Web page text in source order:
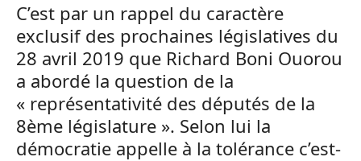
C’est par un rappel du caractère
exclusif des prochaines législatives du
28 avril 2019 que Richard Boni Ouorou
a abordé la question de la
« représentativité des députés de la
8ème législature ». Selon lui la
démocratie appelle à la tolérance c’est-